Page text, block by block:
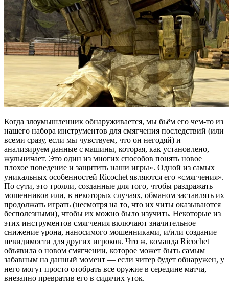
Когда злоумышленник обнаруживается, мы бьём его чем-то из
нашего набора инструментов для смягчения последствий (или
всеми сразу, если мы чувствуем, что он негодяй) и
анализируем данные с машины, которая, как установлено,
жульничает. Это один из многих способов понять новое
плохое поведение и защитить наши игры». Одной из самых
уникальных особенностей Ricochet являются его «смягчения».
По сути, это тролли, созданные для того, чтобы раздражать
мошенников или, в некоторых случаях, обманом заставлять их
продолжать играть (несмотря на то, что их читы оказываются
бесполезными), чтобы их можно было изучить. Некоторые из
этих инструментов смягчения включают значительное
снижение урона, наносимого мошенниками, и/или создание
невидимости для других игроков. Что ж, команда Ricochet
объявила о новом смягчении, которое может быть самым
забавным на данный момент — если читер будет обнаружен, у
него могут просто отобрать все оружие в середине матча,
внезапно превратив его в сидячих уток.